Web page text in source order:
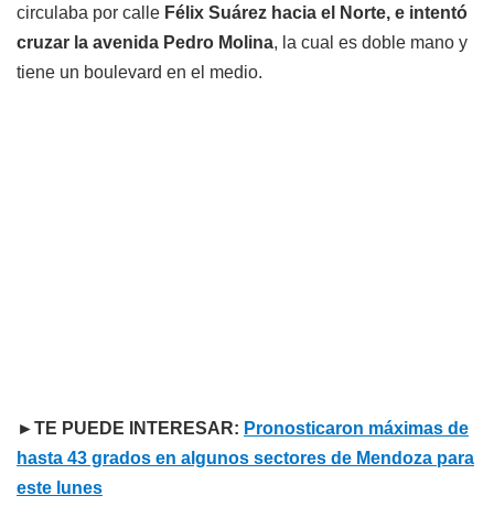
circulaba por calle Félix Suárez hacia el Norte, e intentó
cruzar la avenida Pedro Molina, la cual es doble mano y
tiene un boulevard en el medio.
►TE PUEDE INTERESAR: Pronosticaron máximas de
hasta 43 grados en algunos sectores de Mendoza para
este lunes